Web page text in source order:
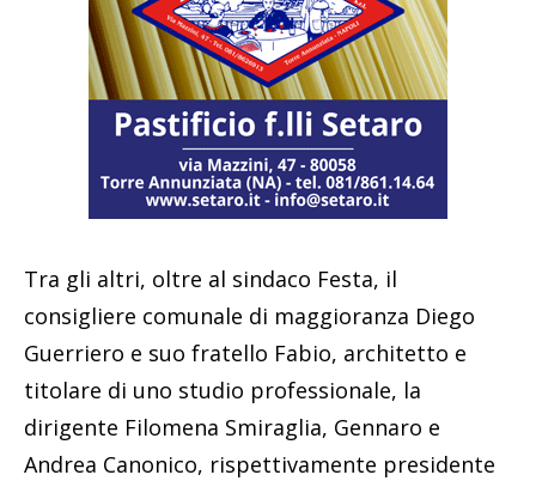
Tra gli altri, oltre al sindaco Festa, il
consigliere comunale di maggioranza Diego
Guerriero e suo fratello Fabio, architetto e
titolare di uno studio professionale, la
dirigente Filomena Smiraglia, Gennaro e
Andrea Canonico, rispettivamente presidente